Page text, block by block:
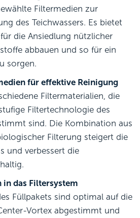
Filtermedien zur
des Teichwassers. Es bietet
die Ansiedlung nützlicher
abbauen und so für ein
sorgen.
für effektive Reinigung
Filtermaterialien, die
Filtertechnologie des
sind. Die Kombination aus
Filterung steigert die
und verbessert die
das Filtersystem
Füllpakets sind optimal auf die
Vortex abgestimmt und